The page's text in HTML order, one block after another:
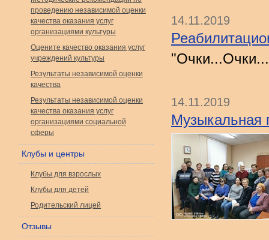
проведению независимой оценки
качества оказания услуг
организациями культуры
Оцените качество оказания услуг
учреждений культуры
Результаты независимой оценки
качества
Результаты независимой оценки
качества оказания услуг
организациями социальной
сферы
Клубы и центры
Клубы для взрослых
Клубы для детей
Родительский лицей
Отзывы
14.11.2019
14.11.2019
Музыкальная